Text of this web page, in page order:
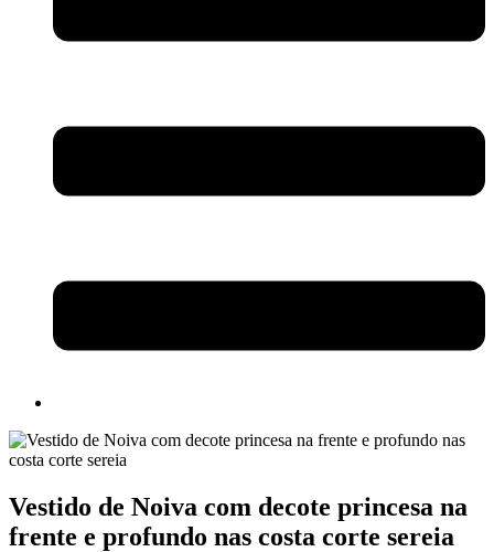
Vestido de Noiva com decote princesa na
frente e profundo nas costa corte sereia